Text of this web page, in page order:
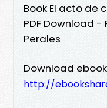
Book El acto de
PDF Download -
Perales
Download
http://